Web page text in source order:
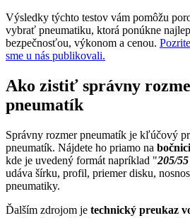
Výsledky týchto testov vám pomôžu
vybrať pneumatiku, ktorá ponúkne
bezpečnosťou, výkonom a cenou.
sme u nás publikovali.
Ako zistiť správny
pneumatík
Správny rozmer pneumatík je kľúčový
pneumatík. Nájdete ho priamo na
kde je uvedený formát napríklad "205/
udáva šírku, profil, priemer disku,
pneumatiky.
Ďalším zdrojom je technický preukaz